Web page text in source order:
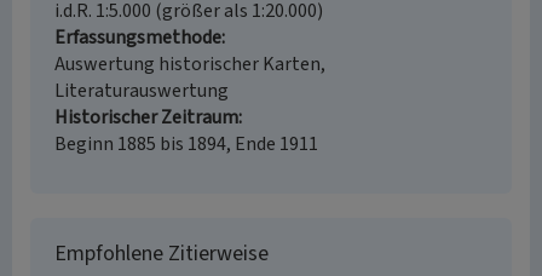
i.d.R. 1:5.000 (größer als 1:20.000)
Erfassungsmethode
Auswertung historischer Karten,
Literaturauswertung
Historischer Zeitraum
Beginn 1885 bis 1894, Ende 1911
Empfohlene Zitierweise